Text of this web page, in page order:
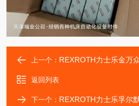
上一个： REXROTH力士乐金万众数控机床导
返回列表
下一个： REXROTH力士乐孚尔默设备滑轨